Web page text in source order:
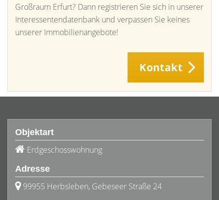
Großraum Erfurt? Dann registrieren Sie sich in unserer
Interessentendatenbank und verpassen Sie keines
unserer Immobilienangebote!
Kontakt
Objektart
Erdgeschosswohnung
Adresse
99955 Herbsleben, Gebeseer Straße 24